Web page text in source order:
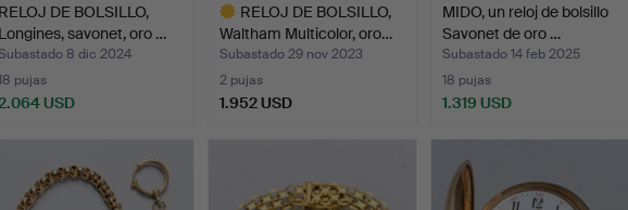
DE BOLSILLO,
savonet, oro …
8 dic 2024
pujas
USD
RELOJ DE BOLSILLO,
Waltham Multicolor, oro…
Subastado 29 nov 2023
2 pujas
1.952 USD
MIDO, un reloj de bolsillo
Savonet de oro …
Subastado 14 feb 2025
18 pujas
1.319 USD